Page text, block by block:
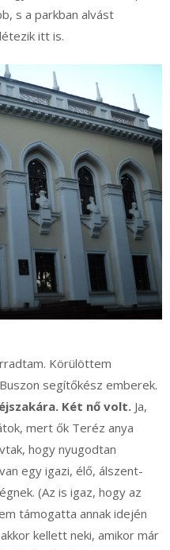
s a parkban alvást
itt is.
Körülöttem
segítőkész emberek.
Két nő volt. Ja,
mert ők Teréz anya
hogy nyugodtan
egy igazi, élő, álszent-
(Az is igaz, hogy az
támogatta annak idején
kellett neki, amikor már